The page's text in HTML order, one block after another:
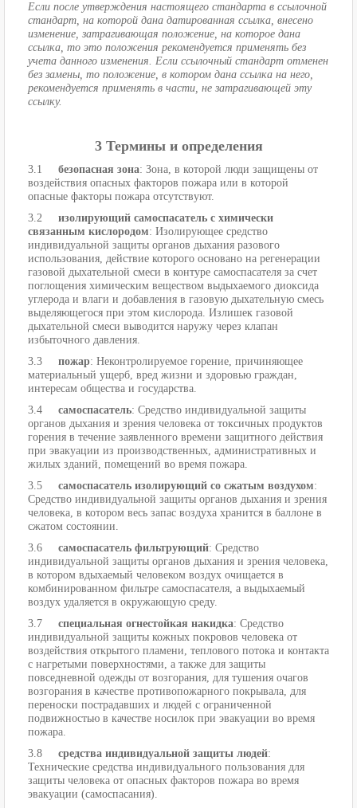
Если после утверждения настоящего стандарта в ссылочной
стандарт, на которой дана датированная ссылка, внесено
изменение, затрагивающая положение, на которое дана
ссылка, то это положения рекомендуется применять без
учета данного изменения. Если ссылочный стандарт отменен
без замены, то положение, в котором дана ссылка на него,
рекомендуется применять в части, не затрагивающей эту
ссылку.
3 Термины и определения
3.1 безопасная зона: Зона, в которой люди защищены от
воздействия опасных факторов пожара или в которой
опасные факторы пожара отсутствуют.
3.2 изолирующий самоспасатель с химически
связанным кислородом: Изолирующее средство
индивидуальной защиты органов дыхания разового
использования, действие которого основано на регенерации
газовой дыхательной смеси в контуре самоспасателя за счет
поглощения химическим веществом выдыхаемого диоксида
углерода и влаги и добавления в газовую дыхательную смесь
выделяющегося при этом кислорода. Излишек газовой
дыхательной смеси выводится наружу через клапан
избыточного давления.
3.3 пожар: Неконтролируемое горение, причиняющее
материальный ущерб, вред жизни и здоровью граждан,
интересам общества и государства.
3.4 самоспасатель: Средство индивидуальной защиты
органов дыхания и зрения человека от токсичных продуктов
горения в течение заявленного времени защитного действия
при эвакуации из производственных, административных и
жилых зданий, помещений во время пожара.
3.5 самоспасатель изолирующий со сжатым воздухом:
Средство индивидуальной защиты органов дыхания и зрения
человека, в котором весь запас воздуха хранится в баллоне в
сжатом состоянии.
3.6 самоспасатель фильтрующий: Средство
индивидуальной защиты органов дыхания и зрения человека,
в котором вдыхаемый человеком воздух очищается в
комбинированном фильтре самоспасателя, а выдыхаемый
воздух удаляется в окружающую среду.
3.7 специальная огнестойкая накидка: Средство
индивидуальной защиты кожных покровов человека от
воздействия открытого пламени, теплового потока и контакта
с нагретыми поверхностями, а также для защиты
повседневной одежды от возгорания, для тушения очагов
возгорания в качестве противопожарного покрывала, для
переноски пострадавших и людей с ограниченной
подвижностью в качестве носилок при эвакуации во время
пожара.
3.8 средства индивидуальной защиты людей:
Технические средства индивидуального пользования для
защиты человека от опасных факторов пожара во время
эвакуации (самоспасания).